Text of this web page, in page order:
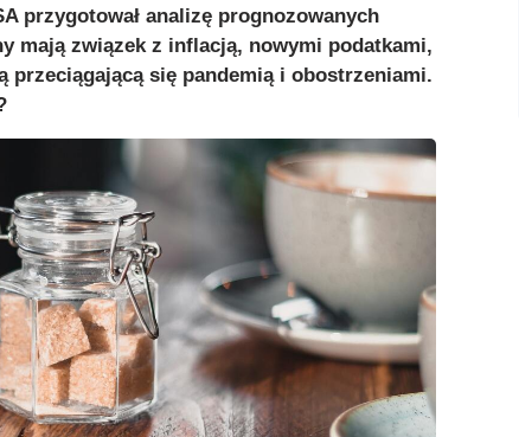
przygotował analizę prognozowanych
mają związek z inflacją, nowymi podatkami,
przeciągającą się pandemią i obostrzeniami.